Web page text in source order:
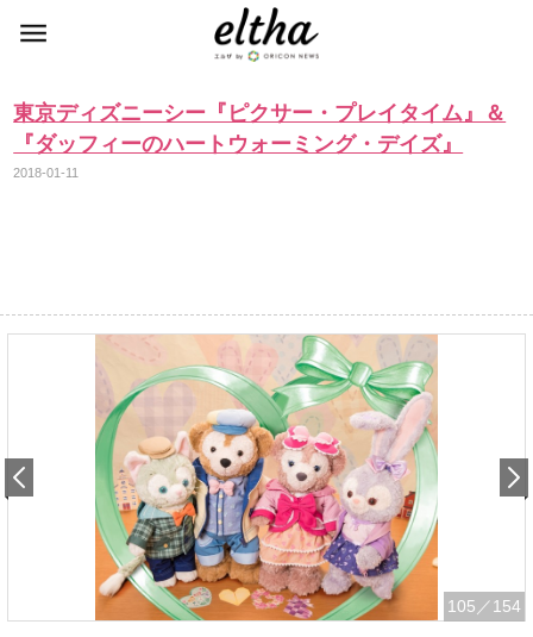
東京ディズニーシー『ピクサー・プレイタイム』＆
『ダッフィーのハートウォーミング・デイズ』
2018-01-11
105 ／154